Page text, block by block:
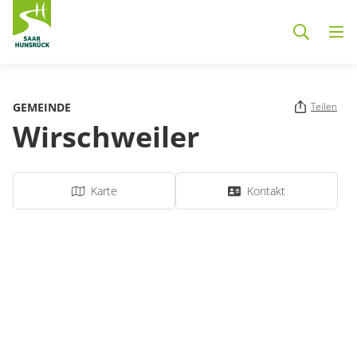
GEMEINDE Teilen
Wirschweiler
Karte Kontakt